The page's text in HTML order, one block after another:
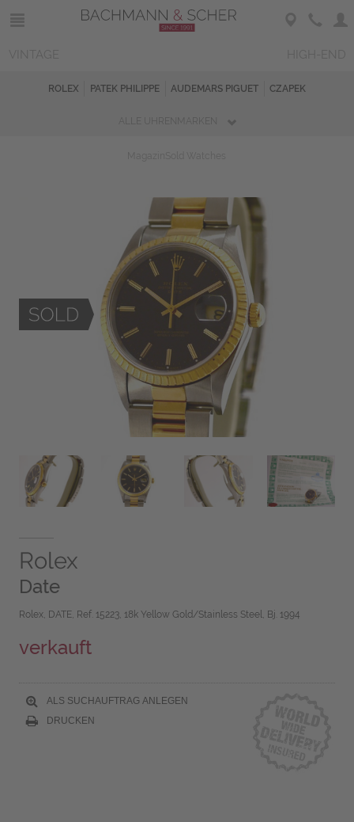
ROLEX PATEK PHILIPPE AUDEMARS PIGUET CZAPEK
Rolex
Date
Rolex, DATE, Ref. 15223, 18k Yellow Gold/Stainless Steel, Bj. 1994
verkauft
ALS SUCHAUFTRAG ANLEGEN
DRUCKEN